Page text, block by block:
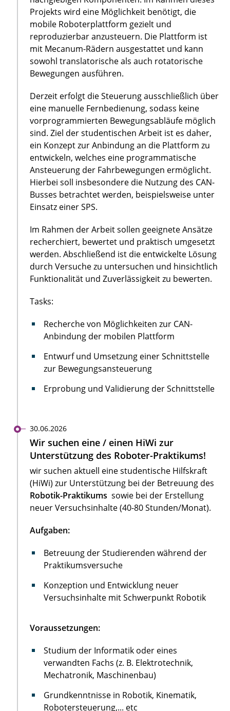
Projekts wird eine Möglichkeit benötigt, die
mobile Roboterplattform gezielt und
reproduzierbar anzusteuern. Die Plattform ist
mit Mecanum-Rädern ausgestattet und kann
sowohl translatorische als auch rotatorische
Bewegungen ausführen.
Derzeit erfolgt die Steuerung ausschließlich über
eine manuelle Fernbedienung, sodass keine
vorprogrammierten Bewegungsabläufe möglich
sind. Ziel der studentischen Arbeit ist es daher,
ein Konzept zur Anbindung an die Plattform zu
entwickeln, welches eine programmatische
Ansteuerung der Fahrbewegungen ermöglicht.
Hierbei soll insbesondere die Nutzung des CAN-
Busses betrachtet werden, beispielsweise unter
Einsatz einer SPS.
Im Rahmen der Arbeit sollen geeignete Ansätze
recherchiert, bewertet und praktisch umgesetzt
werden. Abschließend ist die entwickelte Lösung
durch Versuche zu untersuchen und hinsichtlich
Funktionalität und Zuverlässigkeit zu bewerten.
Tasks:
Recherche von Möglichkeiten zur CAN-
Anbindung der mobilen Plattform
Entwurf und Umsetzung einer Schnittstelle
zur Bewegungsansteuerung
Erprobung und Validierung der Schnittstelle
30.06.2026
Wir suchen eine / einen HiWi zur
Unterstützung des Roboter-Praktikums!
wir suchen aktuell eine studentische Hilfskraft
(HiWi) zur Unterstützung bei der Betreuung des
Robotik-Praktikums sowie bei der Erstellung
neuer Versuchsinhalte (40-80 Stunden/Monat).
Aufgaben:
Betreuung der Studierenden während der
Praktikumsversuche
Konzeption und Entwicklung neuer
Versuchsinhalte mit Schwerpunkt Robotik
Voraussetzungen:
Studium der Informatik oder eines
verwandten Fachs (z. B. Elektrotechnik,
Mechatronik, Maschinenbau)
Grundkenntnisse in Robotik, Kinematik,
Robotersteuerung,... etc